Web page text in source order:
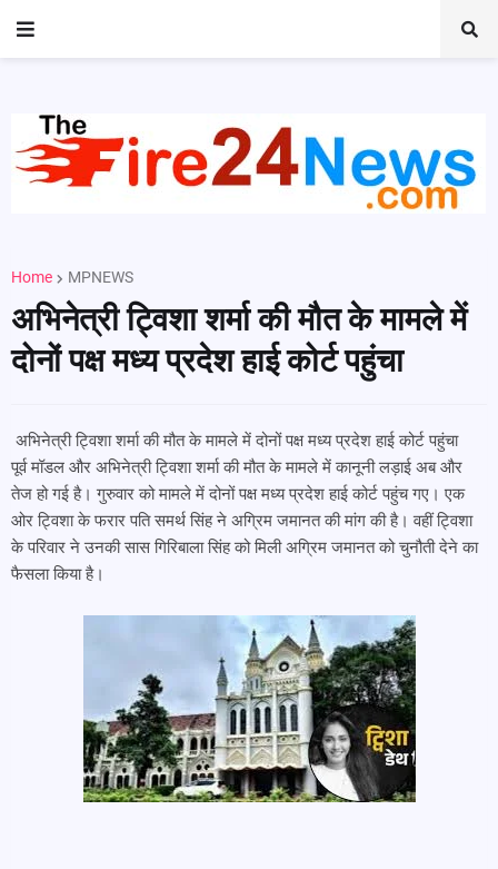
Home MPNEWS
अभिनेत्री ट्विशा शर्मा की मौत के मामले में
दोनों पक्ष मध्य प्रदेश हाई कोर्ट पहुंचा
अभिनेत्री ट्विशा शर्मा की मौत के मामले में दोनों पक्ष मध्य प्रदेश हाई कोर्ट पहुंचा
पूर्व मॉडल और अभिनेत्री ट्विशा शर्मा की मौत के मामले में कानूनी लड़ाई अब और
तेज हो गई है। गुरुवार को मामले में दोनों पक्ष मध्य प्रदेश हाई कोर्ट पहुंच गए। एक
ओर ट्विशा के फरार पति समर्थ सिंह ने अग्रिम जमानत की मांग की है। वहीं ट्विशा
के परिवार ने उनकी सास गिरिबाला सिंह को मिली अग्रिम जमानत को चुनौती देने का
फैसला किया है।